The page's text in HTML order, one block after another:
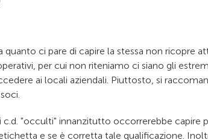
quanto ci pare di capire la stessa non ricopre
per cui non riteniamo ci siano gli
ai locali aziendali. Piuttosto, si
c.d. "occulti" innanzitutto occorrerebbe capire
e se è corretta tale qualificazione.